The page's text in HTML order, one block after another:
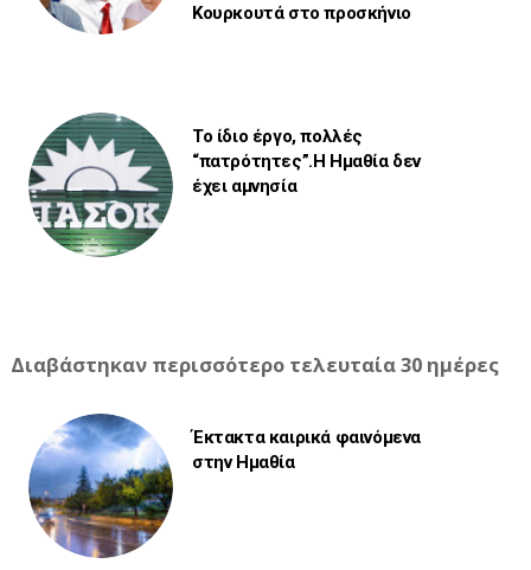
Κουρκουτά στο προσκήνιο
Το ίδιο έργο, πολλές
“πατρότητες”.Η Ημαθία δεν
έχει αμνησία
Διαβάστηκαν περισσότερο τελευταία 30 ημέρες
Έκτακτα καιρικά φαινόμενα
στην Ημαθία